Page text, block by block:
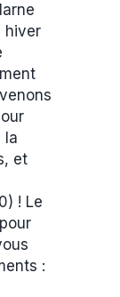
hiver
la
et
! Le
: